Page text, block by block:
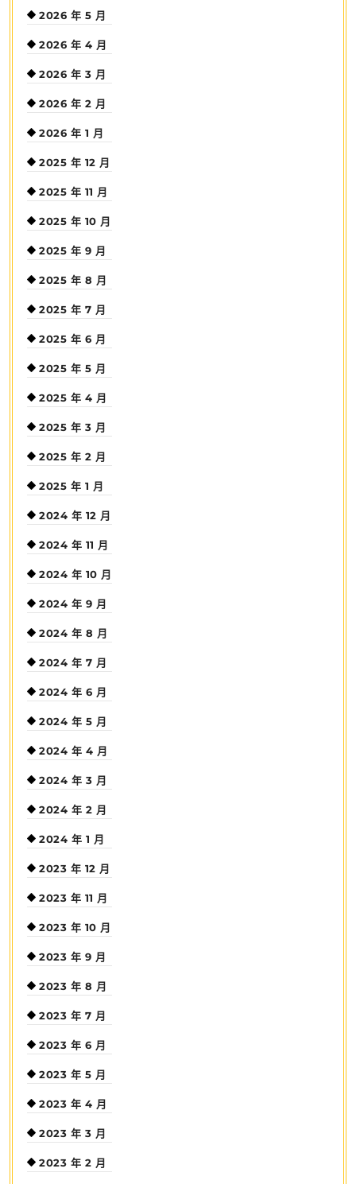
2026 年 5 月
2026 年 4 月
2026 年 3 月
2026 年 2 月
2026 年 1 月
2025 年 12 月
2025 年 11 月
2025 年 10 月
2025 年 9 月
2025 年 8 月
2025 年 7 月
2025 年 6 月
2025 年 5 月
2025 年 4 月
2025 年 3 月
2025 年 2 月
2025 年 1 月
2024 年 12 月
2024 年 11 月
2024 年 10 月
2024 年 9 月
2024 年 8 月
2024 年 7 月
2024 年 6 月
2024 年 5 月
2024 年 4 月
2024 年 3 月
2024 年 2 月
2024 年 1 月
2023 年 12 月
2023 年 11 月
2023 年 10 月
2023 年 9 月
2023 年 8 月
2023 年 7 月
2023 年 6 月
2023 年 5 月
2023 年 4 月
2023 年 3 月
2023 年 2 月